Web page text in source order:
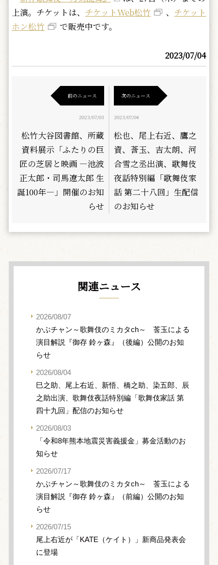
上演。チケットは、 チケットWeb松竹 、 チケット
ホン松竹
で販売中です。
2023/07/04
前のニュース
2023/07/03
松竹大谷図書館、所蔵
資料展示「ふたりの巨
匠の芝居と映画 ―池波
正太郎・司馬遼太郎 生
誕100年―」開催のお知
らせ
次のニュース
2023/07/04
松也、尾上右近、鷹之
資、莟玉、吉太朗、河
合雪之丞出演、歌舞伎
夜話特別編「歌舞伎家
話 第二十八回」生配信
のお知らせ
関連ニュース
2026/08/07
かぶチャン～歌舞伎のミカタch～ 莟玉による
演目解説『御存 鈴ヶ森』（後編）公開のお知
らせ
2026/08/04
巳之助、尾上右近、新悟、橋之助、染五郎、辰
之助出演、歌舞伎夜話特別編「歌舞伎家話 第
四十九回」配信のお知らせ
2026/08/03
「令和8年熊本地震災害義援金」募金活動のお
知らせ
2026/07/17
かぶチャン～歌舞伎のミカタch～ 莟玉による
演目解説『御存 鈴ヶ森』（前編）公開のお知
らせ
2026/07/15
尾上右近が「KATE（ケイト）」新商品発表会
に登場